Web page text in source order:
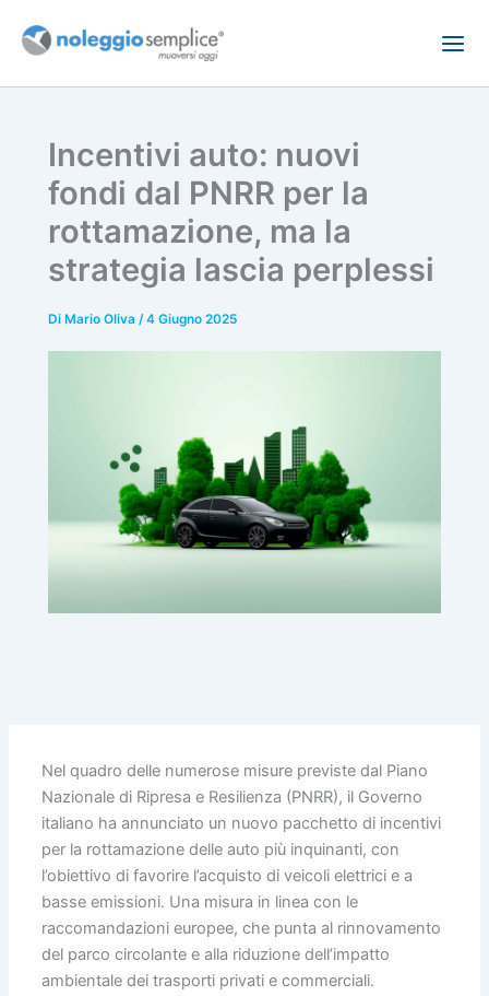
Incentivi auto: nuovi
fondi dal PNRR per la
rottamazione, ma la
strategia lascia perplessi
Di Mario Oliva /4 Giugno 2025
Nel quadro delle numerose misure previste dal Piano
Nazionale di Ripresa e Resilienza (PNRR), il Governo
italiano ha annunciato un nuovo pacchetto di incentivi
per la rottamazione delle auto più inquinanti, con
l’obiettivo di favorire l’acquisto di veicoli elettrici e a
basse emissioni. Una misura in linea con le
raccomandazioni europee, che punta al rinnovamento
del parco circolante e alla riduzione dell’impatto
ambientale dei trasporti privati e commerciali.